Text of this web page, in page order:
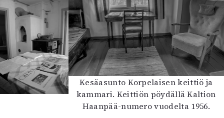
Kesäasunto Korpelaisen keittiö ja
kammari. Keittiön pöydällä Kaltion
Haanpää-numero vuodelta 1956.